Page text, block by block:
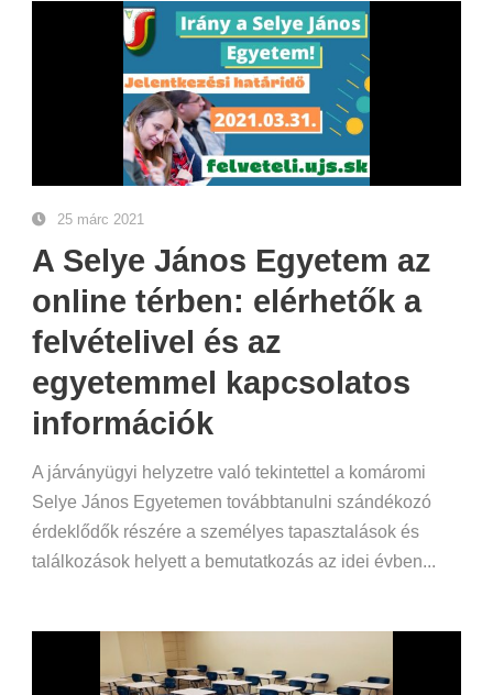
25 márc 2021
A Selye János Egyetem az
online térben: elérhetők a
felvételivel és az
egyetemmel kapcsolatos
információk
A járványügyi helyzetre való tekintettel a komáromi
Selye János Egyetemen továbbtanulni szándékozó
érdeklődők részére a személyes tapasztalások és
találkozások helyett a bemutatkozás az idei évben...